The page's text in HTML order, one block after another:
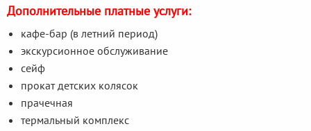
Дополнительные платные услуги:
кафе-бар (в летний период)
экскурсионное обслуживание
сейф
прокат детских колясок
прачечная
термальный комплекс